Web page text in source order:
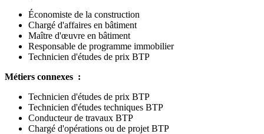
Économiste de la construction
Chargé d'affaires en bâtiment
Maître d'œuvre en bâtiment
Responsable de programme immobilier
Technicien d'études de prix BTP
Métiers connexes :
Technicien d'études de prix BTP
Technicien d'études techniques BTP
Conducteur de travaux BTP
Chargé d'opérations ou de projet BTP